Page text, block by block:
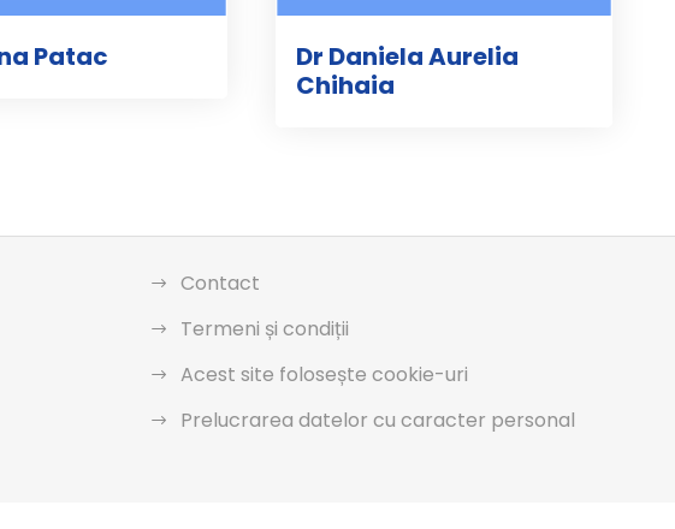
Patac
Dr Daniela Aurelia
Chihaia
Contact
Termeni și condiții
Acest site folosește cookie-uri
Prelucrarea datelor cu caracter personal